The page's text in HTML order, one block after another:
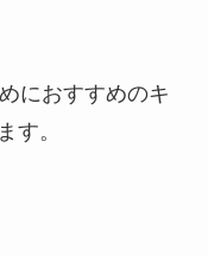
におすすめのキ
す。